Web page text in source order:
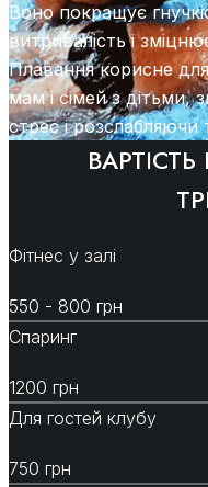
Воно покращує
витривалість і
Плавання корисне
мам і сімей з дітьми,
стрес і розслабляючи
Фітнес у залі
550 - 800 грн
Спаринг
1200 грн
Для гостей клубу
750 грн